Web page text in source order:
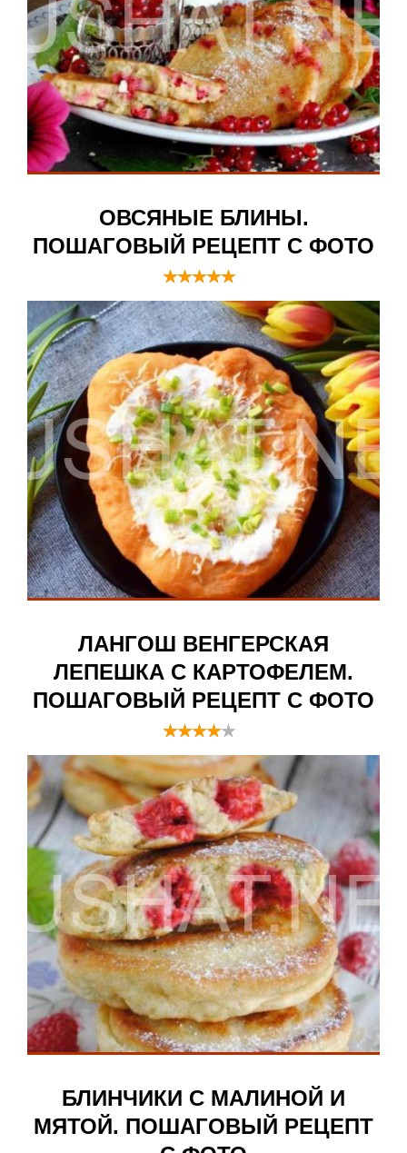
ОВСЯНЫЕ БЛИНЫ.
ПОШАГОВЫЙ РЕЦЕПТ С ФОТО
ЛАНГОШ ВЕНГЕРСКАЯ
ЛЕПЕШКА С КАРТОФЕЛЕМ.
ПОШАГОВЫЙ РЕЦЕПТ С ФОТО
БЛИНЧИКИ С МАЛИНОЙ И
МЯТОЙ. ПОШАГОВЫЙ РЕЦЕПТ